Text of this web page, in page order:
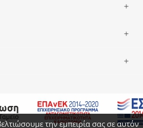
την εμπειρία σας σε αυτόν